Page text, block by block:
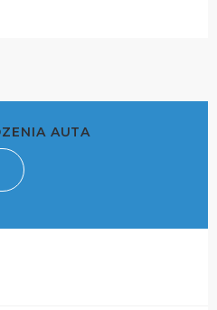
AUTA